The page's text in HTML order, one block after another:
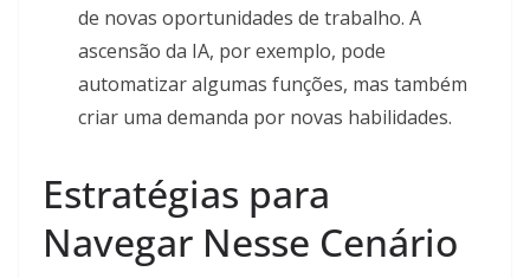
de novas oportunidades de trabalho. A
ascensão da IA, por exemplo, pode
automatizar algumas funções, mas também
criar uma demanda por novas habilidades.
Estratégias para
Navegar Nesse Cenário